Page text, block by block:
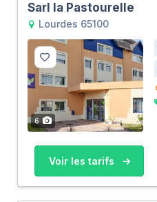
Sarl la Pastourelle
Lourdes 65100
6
Voir les tarifs